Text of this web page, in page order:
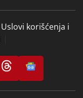
Uslovi korišćenja i